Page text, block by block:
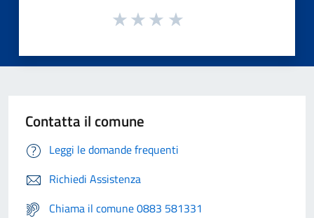
Contatta il comune
Leggi le domande frequenti
Richiedi Assistenza
Chiama il comune 0883 581331